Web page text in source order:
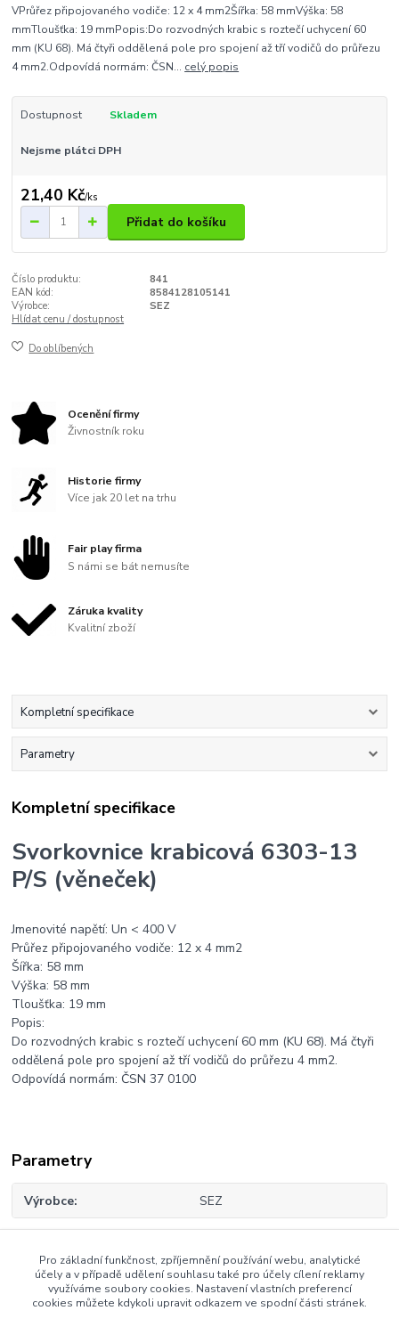
VPrůřez připojovaného vodiče: 12 x 4 mm2Šířka: 58 mmVýška: 58
mmTloušťka: 19 mmPopis:Do rozvodných krabic s roztečí uchycení 60
mm (KU 68). Má čtyři oddělená pole pro spojení až tří vodičů do průřezu
4 mm2.Odpovídá normám: ČSN... celý popis
Dostupnost Skladem
Nejsme plátci DPH
21,40 Kč/ks
Přidat do košíku
Číslo produktu:
841
EAN kód:
8584128105141
Výrobce:
SEZ
Hlídat cenu / dostupnost
Do oblíbených
Ocenění firmy
Živnostník roku
Historie firmy
Více jak 20 let na trhu
Fair play firma
S námi se bát nemusíte
Záruka kvality
Kvalitní zboží
Kompletní specifikace
Parametry
Kompletní specifikace
Svorkovnice krabicová 6303-13
P/S (věneček)
Jmenovité napětí: Un < 400 V
Průřez připojovaného vodiče: 12 x 4 mm2
Šířka: 58 mm
Výška: 58 mm
Tloušťka: 19 mm
Popis:
Do rozvodných krabic s roztečí uchycení 60 mm (KU 68). Má čtyři
oddělená pole pro spojení až tří vodičů do průřezu 4 mm2.
Odpovídá normám: ČSN 37 0100
Parametry
Výrobce SEZ
Zboží zařazeno v kategoriích
Příslušenství ke krabicím
Pro základní funkčnost, zpříjemnění používání webu, analytické
účely a v případě udělení souhlasu také pro účely cílení reklamy
využíváme soubory cookies. Nastavení vlastních preferencí
cookies můžete kdykoli upravit odkazem ve spodní části stránek.